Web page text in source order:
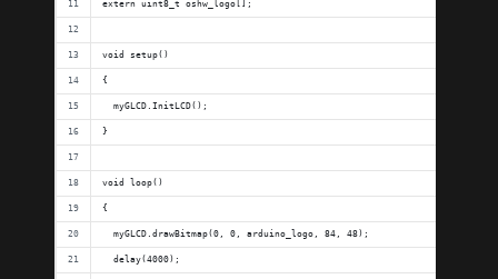
extern uint8_t oshw_logo[];
void setup()
{
  myGLCD.InitLCD();
}
void loop()
{
  myGLCD.drawBitmap(0, 0, arduino_logo, 84, 48);
  delay(4000);